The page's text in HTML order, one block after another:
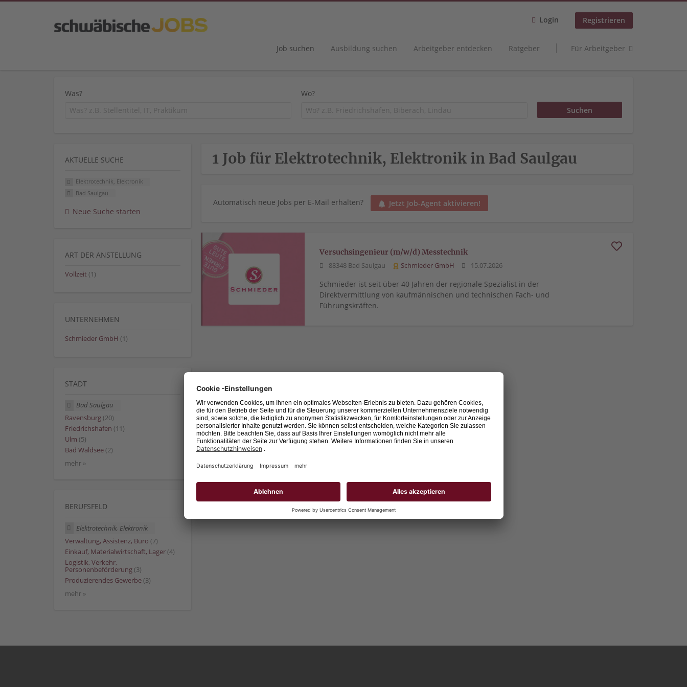
Login Registrieren
Job suchen Ausbildung suchen Arbeitgeber entdecken Ratgeber Für Arbeitgeber
Was? Wo?
1 Job für Elektrotechnik, Elektronik in Bad Saulgau
Automatisch neue Jobs per E-Mail erhalten? Jetzt Job-Agent aktivieren!
Versuchsingenieur (m/w/d) Messtechnik
88348 Bad Saulgau Schmieder GmbH 15.07.2026
Schmieder ist seit über 40 Jahren der regionale Spezialist in der
Direktvermittlung von kaufmännischen und technischen Fach- und
Führungskräften.
AKTUELLE SUCHE
Elektrotechnik, Elektronik
Bad Saulgau
Neue Suche starten
ART DER ANSTELLUNG
Vollzeit (1)
UNTERNEHMEN
Schmieder GmbH (1)
STADT
Bad Saulgau
Ravensburg (20)
Friedrichshafen (11)
Ulm (5)
Bad Waldsee (2)
mehr »
BERUFSFELD
Elektrotechnik, Elektronik
Verwaltung, Assistenz, Büro (7)
Einkauf, Materialwirtschaft, Lager (4)
Logistik, Verkehr,
Personenbeförderung (3)
Produzierendes Gewerbe (3)
mehr »